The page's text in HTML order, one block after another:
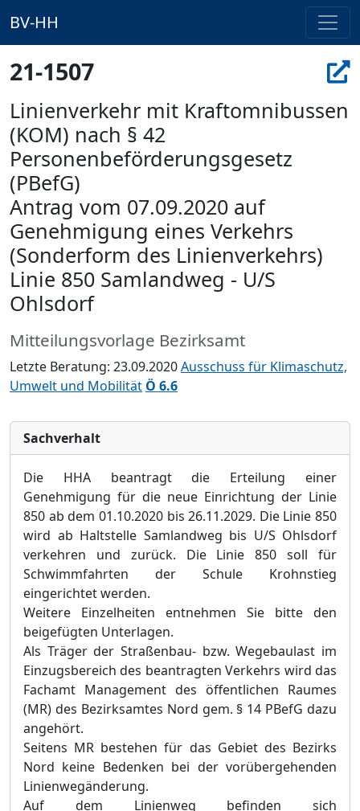
BV-HH
21-1507
Linienverkehr mit Kraftomnibussen
(KOM) nach § 42
Personenbeförderungsgesetz
(PBefG)
Antrag vom 07.09.2020 auf
Genehmigung eines Verkehrs
(Sonderform des Linienverkehrs)
Linie 850 Samlandweg - U/S
Ohlsdorf
Mitteilungsvorlage Bezirksamt
Letzte Beratung: 23.09.2020Ausschuss für Klimaschutz,
Umwelt und Mobilität Ö 6.6
Sachverhalt
Die HHA beantragt die Erteilung einer
Genehmigung für die neue Einrichtung der Linie
850 abdem 01.10.2020 bis 26.11.2029. Die Linie 850
wird ab Haltstelle Samlandweg bis U/S Ohlsdorf
verkehren und zurück. Die Linie 850 soll für
Schwimmfahrten der Schule Krohnstieg
eingerichtetwerden.
Weitere Einzelheiten entnehmen Sie bitte den
beigefügten Unterlagen.
Als Träger der Straßenbau- bzw. Wegebaulast im
Einzugsbereich des beantragten Verkehrs wird das
Fachamt Management des öffentlichen Raumes
(MR) des Bezirksamtes Nord gem. § 14 PBefG dazu
angehört.
Seitens MR bestehen für das Gebiet des Bezirks
Nord keine Bedenken bei der vorübergehenden
Linienwegänderung.
Auf dem Linienweg befinden sich